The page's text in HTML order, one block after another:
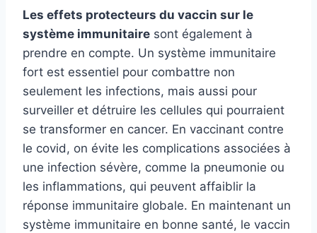
Les effets protecteurs du vaccin sur le
système immunitaire sont également à
prendre en compte. Un système immunitaire
fort est essentiel pour combattre non
seulement les infections, mais aussi pour
surveiller et détruire les cellules qui pourraient
se transformer en cancer. En vaccinant contre
le covid, on évite les complications associées à
une infection sévère, comme la pneumonie ou
les inflammations, qui peuvent affaiblir la
réponse immunitaire globale. En maintenant un
système immunitaire en bonne santé, le vaccin